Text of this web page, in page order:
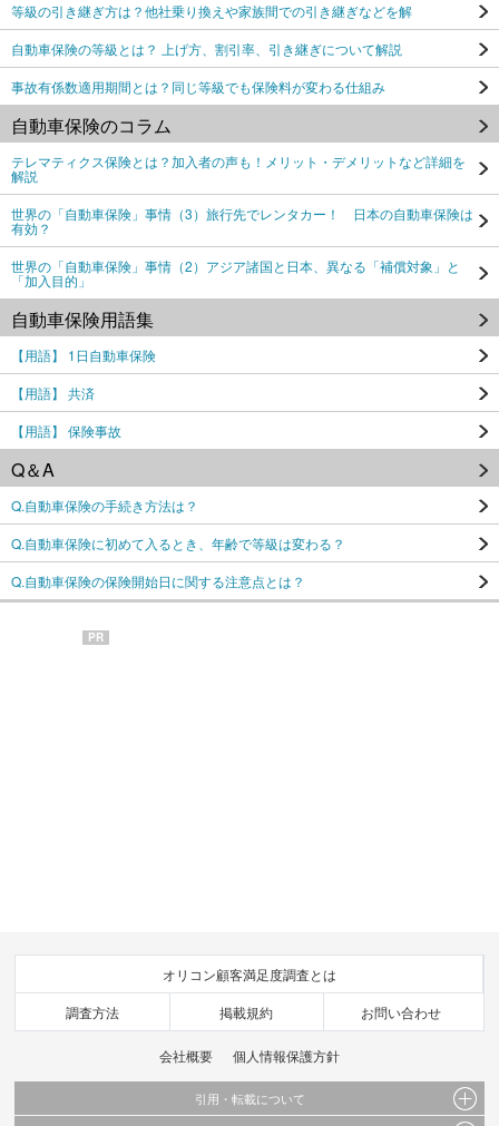
等級の引き継ぎ方は？他社乗り換えや家族間での引き継ぎなどを解
自動車保険の等級とは？ 上げ方、割引率、引き継ぎについて解説
事故有係数適用期間とは？同じ等級でも保険料が変わる仕組み
自動車保険のコラム
テレマティクス保険とは？加入者の声も！メリット・デメリットなど詳細を
解説
世界の「自動車保険」事情（3）旅行先でレンタカー！ 日本の自動車保険は
有効？
世界の「自動車保険」事情（2）アジア諸国と日本、異なる「補償対象」と
「加入目的」
自動車保険用語集
【用語】 1日自動車保険
【用語】 共済
【用語】 保険事故
Q＆A
Q.自動車保険の手続き方法は？
Q.自動車保険に初めて入るとき、年齢で等級は変わる？
Q.自動車保険の保険開始日に関する注意点とは？
PR
オリコン顧客満足度調査とは
調査方法 掲載規約 お問い合わせ
会社概要 個人情報保護方針
引用・転載について